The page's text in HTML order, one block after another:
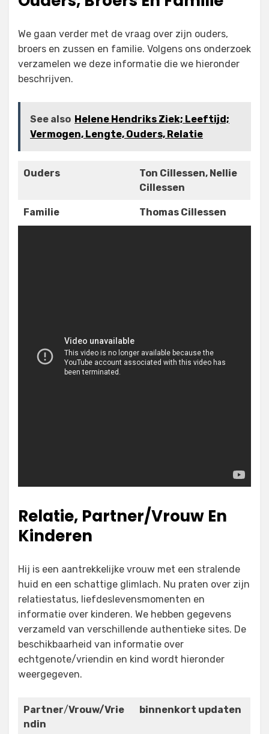
We gaan verder met de vraag over zijn ouders,
broers en zussen en familie. Volgens ons onderzoek
verzamelen we deze informatie die we hieronder
beschrijven.
See also Helene Hendriks Ziek; Leeftijd;
Vermogen, Lengte, Ouders, Relatie
Ouders
Ton Cillessen, Nellie
Cillessen
Familie Thomas Cillessen
Relatie, Partner/Vrouw En
Kinderen
Hij is een aantrekkelijke vrouw met een stralende
huid en een schattige glimlach. Nu praten over zijn
relatiestatus, liefdeslevensmomenten en
informatie over kinderen. We hebben gegevens
verzameld van verschillende authentieke sites. De
beschikbaarheid van informatie over
echtgenote/vriendin en kind wordt hieronder
weergegeven.
Partner/Vrouw/Vrie
ndin
binnenkort updaten